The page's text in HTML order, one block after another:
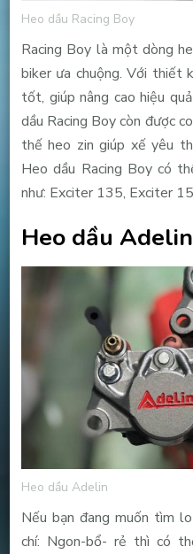
Heo dầu Racing Boy
Racing Boy là một dòng
biker ưa chuộng. Với thiết
tốt, giúp nâng cao hiệu
dầu Racing Boy còn được
thế heo zin giúp xế yêu
Heo dầu Racing Boy có
như: Exciter 135, Exciter
Heo dầu Adelin
Heo dầu Adelin
Nếu bạn đang muốn tìm
chí: Ngon-bổ- rẻ thì có